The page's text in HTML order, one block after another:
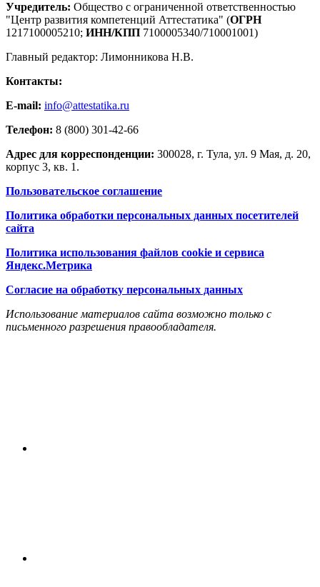
Учредитель: Общество с ограниченной ответственностью
"Центр развития компетенций Аттестатика" (ОГРН
1217100005210; ИНН/КПП 7100005340/710001001)
Главный редактор: Лимонникова Н.В.
Контакты:
E-mail: info@attestatika.ru
Телефон: 8 (800) 301-42-66
Адрес для корреспонденции: 300028, г. Тула, ул. 9 Мая, д. 20,
корпус 3, кв. 1.
Пользовательское соглашение
Политика обработки персональных данных посетителей
сайта
Политика использования файлов cookie и сервиса
Яндекс.Метрика
Согласие на обработку персональных данных
Использование материалов сайта возможно только с
письменного разрешения правообладателя.